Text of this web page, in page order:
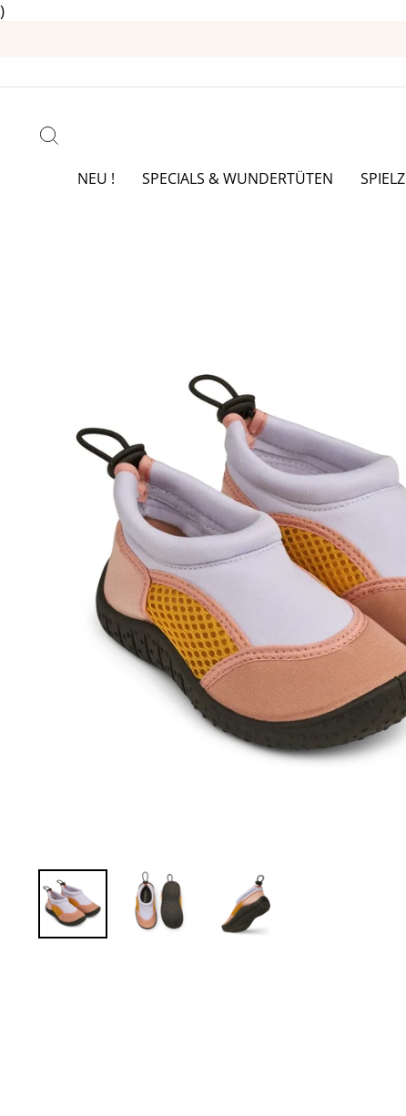
)
NEU ! SPECIALS & WUNDERTÜTEN